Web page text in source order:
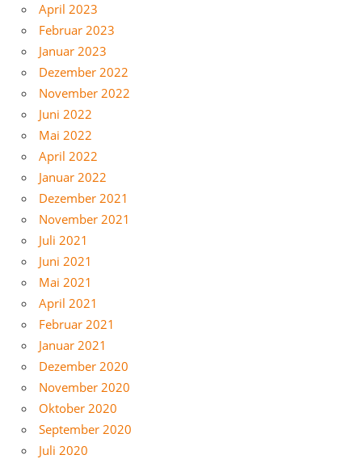
April 2023
Februar 2023
Januar 2023
Dezember 2022
November 2022
Juni 2022
Mai 2022
April 2022
Januar 2022
Dezember 2021
November 2021
Juli 2021
Juni 2021
Mai 2021
April 2021
Februar 2021
Januar 2021
Dezember 2020
November 2020
Oktober 2020
September 2020
Juli 2020